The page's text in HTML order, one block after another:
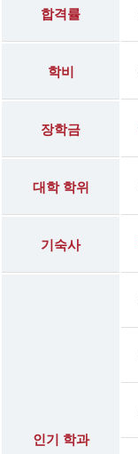
합격률
학비
장학금
대학 학위
기숙사
인기 학과